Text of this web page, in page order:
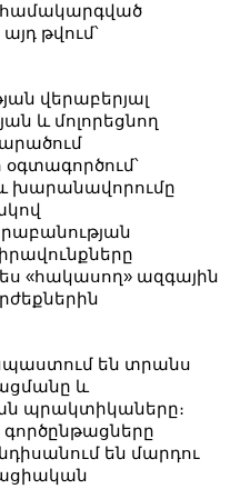
համակարգված
թվում՝
վերաբերյալ
և մոլորեցնող
խարանավորումը
«հակասող» ազգային
են տրանս
և
պրակտիկաները։
գործընթացները
են մարդու